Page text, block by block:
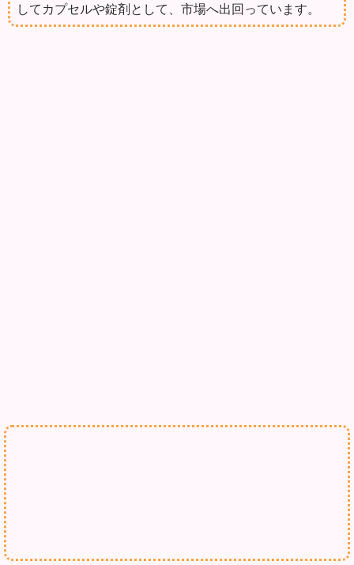
してカプセルや錠剤として、市場へ出回っています。